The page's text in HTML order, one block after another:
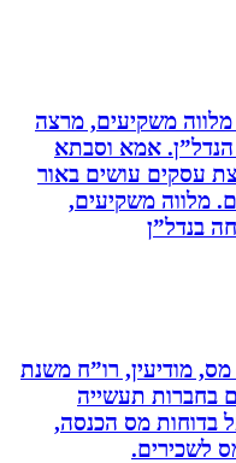
משקיעים, מרצה
אמא וסבתא
עסקים עושים באור
משקיעים,
מודיעין, רו”ח משנת
בחברות תעשייה
מס הכנסה,